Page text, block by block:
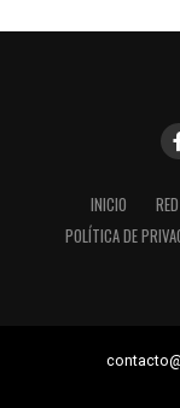
INICIO
POLÍTICA DE